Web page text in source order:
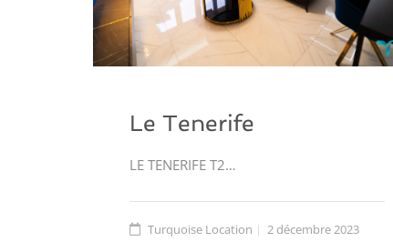
Le Tenerife
LE TENERIFE T2…
Turquoise Location 2 décembre 2023